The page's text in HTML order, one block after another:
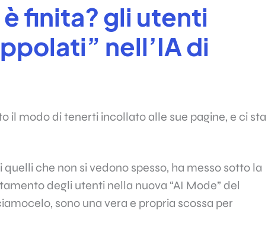
finita? gli utenti
nell’IA di
il modo di tenerti incollato alle sue pagine, e ci sta
che non si vedono spesso, ha messo sotto la
degli utenti nella nuova “AI Mode” del
sono una vera e propria scossa per